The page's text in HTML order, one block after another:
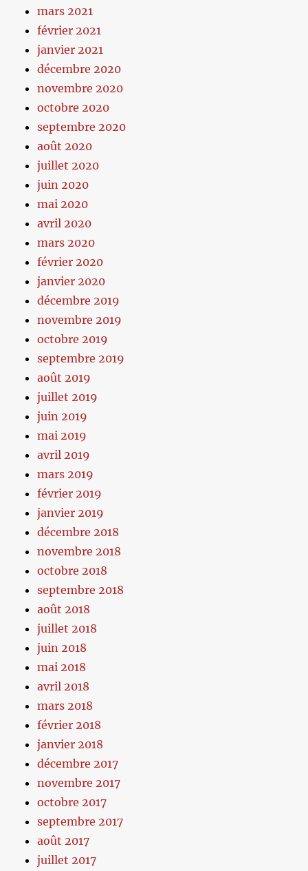
mars 2021
février 2021
janvier 2021
décembre 2020
novembre 2020
octobre 2020
septembre 2020
août 2020
juillet 2020
juin 2020
mai 2020
avril 2020
mars 2020
février 2020
janvier 2020
décembre 2019
novembre 2019
octobre 2019
septembre 2019
août 2019
juillet 2019
juin 2019
mai 2019
avril 2019
mars 2019
février 2019
janvier 2019
décembre 2018
novembre 2018
octobre 2018
septembre 2018
août 2018
juillet 2018
juin 2018
mai 2018
avril 2018
mars 2018
février 2018
janvier 2018
décembre 2017
novembre 2017
octobre 2017
septembre 2017
août 2017
juillet 2017